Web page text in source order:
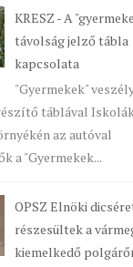
KRESZ - A
távolság jelző tábla
kapcsolata
"Gyermekek"
táblával
az autóval
a "Gyermekek...
OPSZ Elnöki
részesültek a
kiemelkedő